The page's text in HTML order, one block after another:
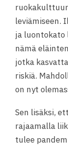
leviämiseen.
ja luontokato
nämä
jotka
riskiä.
on nyt
Sen lisäksi,
rajaamalla
tulee